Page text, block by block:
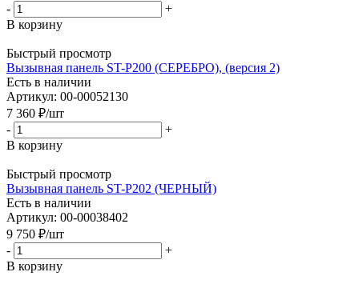
-
+
В корзину
Быстрый просмотр
Вызывная панель ST-P200 (СЕРЕБРО), (версия 2)
Есть в наличии
Артикул: 00-00052130
7 360 ₽/шт
-
+
В корзину
Быстрый просмотр
Вызывная панель ST-P202 (ЧЕРНЫЙ)
Есть в наличии
Артикул: 00-00038402
9 750 ₽/шт
-
+
В корзину